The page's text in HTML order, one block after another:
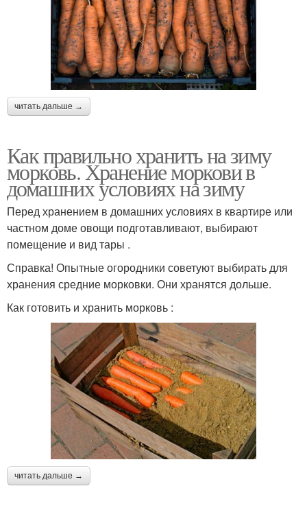
читать дальше →
Как правильно хранить на зиму
морковь. Хранение моркови в
домашних условиях на зиму
Перед хранением в домашних условиях в квартире или
частном доме овощи подготавливают, выбирают
помещение и вид тары .
Справка! Опытные огородники советуют выбирать для
хранения средние морковки. Они хранятся дольше.
Как готовить и хранить морковь :
читать дальше →